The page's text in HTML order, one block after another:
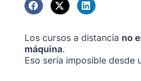
Los cursos a distancia no
máquina.
Eso sería imposible desde